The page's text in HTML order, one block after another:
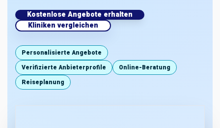
Kostenlose Angebote erhalten
Kliniken vergleichen
Personalisierte Angebote
Verifizierte Anbieterprofile
Online-Beratung
Reiseplanung